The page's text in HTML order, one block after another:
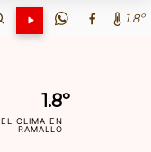
1.8º
1.8º
EL CLIMA EN
RAMALLO